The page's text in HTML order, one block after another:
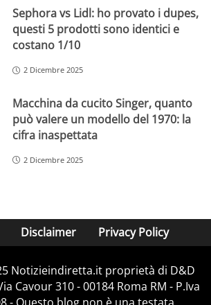
Sephora vs Lidl: ho provato i dupes,
questi 5 prodotti sono identici e
costano 1/10
2 Dicembre 2025
Macchina da cucito Singer, quanto
può valere un modello del 1970: la
cifra inaspettata
2 Dicembre 2025
Disclaimer Privacy Policy
Notizieindiretta.it proprietà di D&D
Cavour 310 - 00184 Roma RM - P.Iva